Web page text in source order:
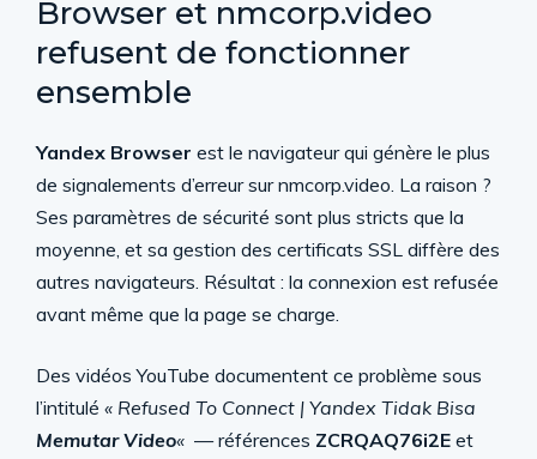
Browser et nmcorp.video
refusent de fonctionner
ensemble
Yandex Browser est le navigateur qui génère le plus
de signalements d’erreur sur nmcorp.video. La raison ?
Ses paramètres de sécurité sont plus stricts que la
moyenne, et sa gestion des certificats SSL diffère des
autres navigateurs. Résultat : la connexion est refusée
avant même que la page se charge.
Des vidéos YouTube documentent ce problème sous
l’intitulé « Refused To Connect | Yandex Tidak Bisa
Memutar Video« — références ZCRQAQ76i2E et